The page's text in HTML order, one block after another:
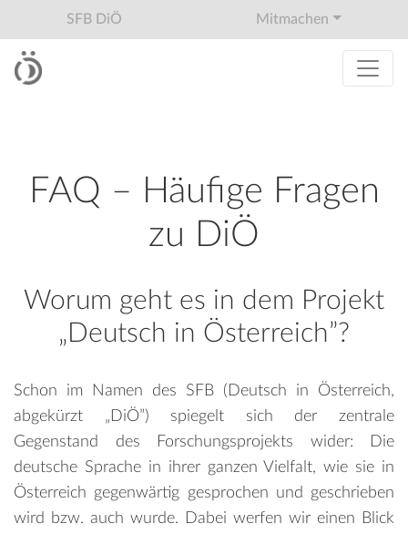
SFB DiÖ Mitmachen
FAQ – Häufige Fragen
zu DiÖ
Worum geht es in dem Projekt
„Deutsch in Österreich”?
Schon im Namen des SFB (Deutsch in Österreich,
abgekürzt „DiÖ”) spiegelt sich der zentrale
Gegenstand des Forschungsprojekts wider: Die
deutsche Sprache in ihrer ganzen Vielfalt, wie sie in
Österreich gegenwärtig gesprochen und geschrieben
wird bzw. auch wurde. Dabei werfen wir einen Blick